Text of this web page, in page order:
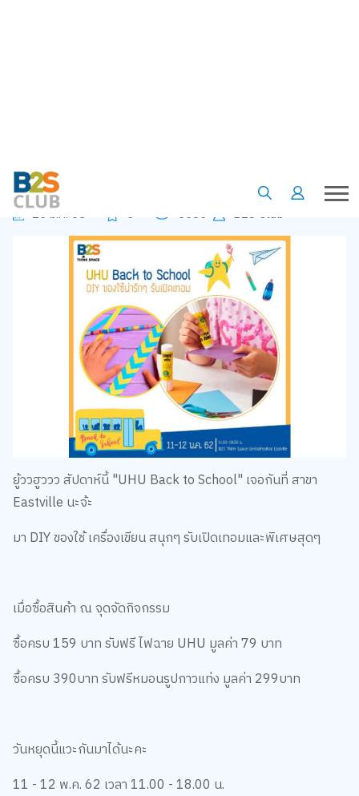
เปิดเทอม
25 มี.ค. 63 B2S Club
ยู้ววฮูววว สัปดาห์นี้ "UHU Back to School" เจอกันที่ สาขา
Eastville นะจ้ะ
มา DIY ของใช้ เครื่องเขียน สนุกๆ รับเปิดเทอมและพิเศษสุดๆ
เมื่อซื้อสินค้า ณ จุดจัดกิจกรรม
ซื้อครบ 159 บาท รับฟรี ไฟฉาย UHU มูลค่า 79 บาท
ซื้อครบ 390บาท รับฟรีหมอนรูปกาวแท่ง มูลค่า 299บาท
วันหยุดนี้แวะกันมาได้นะคะ